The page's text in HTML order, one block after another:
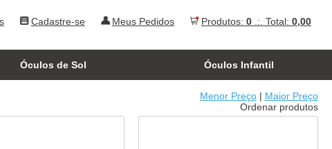
Produtos: 0 .:. Total: 0,00
Meus Pedidos
Cadastre-se
Óculos de Sol Óculos Infantil
Menor Preço| Maior Preço
Ordenar produtos